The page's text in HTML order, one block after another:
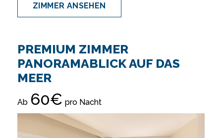
ZIMMER ANSEHEN
PREMIUM ZIMMER
PANORAMABLICK AUF DAS
MEER
Ab 60€ pro Nacht